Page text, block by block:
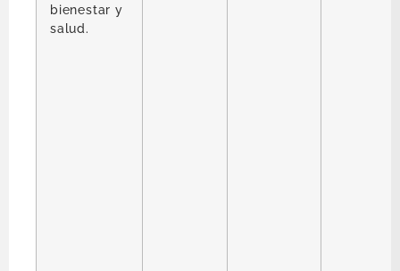
bienestar y
salud.